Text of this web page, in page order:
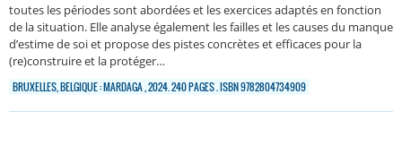
toutes les périodes sont abordées et les exercices adaptés en fonction
de la situation. Elle analyse également les failles et les causes du manque
d’estime de soi et propose des pistes concrètes et efficaces pour la
(re)construire et la protéger…
BRUXELLES, BELGIQUE : MARDAGA , 2024. 240 PAGES . ISBN 9782804734909